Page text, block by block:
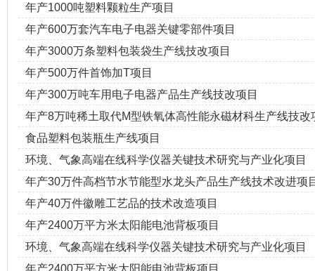
年产1000吨塑料颗粒生产项目
年产600万套汽车电子电器关键零部件项目
年产3000万条塑料包装袋生产线技改项目
年产500万件首饰加T项目
年产300万吨车用电子电器产品生产线技改项目
年产8万吨稀土取代M型铁氧体高性能永磁材科生产线技改
食品塑料包装瓶生产线项目
环境、气象高端在线科学仪器关键技术研究与产业化项目
年产30万件高档节水节能型水龙头产品生产线技术改进项
年产40万件徽雕工艺品的技术改造项目
年产2400万平方米太阳能电池背板项目
环境、气象高端在线科学仪器关键技术研究与产业化项目
年产2400万平方米太阳能电池背板项目